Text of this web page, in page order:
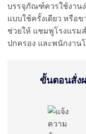
บรรจุภัณฑ์ควรใช้งานง่
แบบใช้ครั้งเดียว หรื
ช่วยให้ แชมพูโรงแรม
ปกครอง และพนักงาน
ขั้นตอนสั่ง